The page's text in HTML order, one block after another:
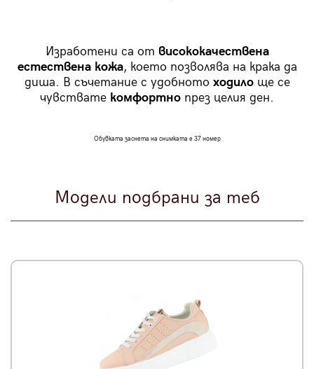
Изработени са от висококачествена
естествена кожа, което позволява на крака да
диша. В съчетание с удобното ходилоще се
чувствате комфортно през целия ден.
Обувката заснета на снимката е 37 номер
Модели подбрани за теб